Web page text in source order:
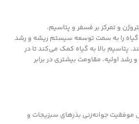
و تمرکز بر فسفر و پتاسیم،
را به سمت توسعه سیستم ریشه و رشد
پتاسیم بالا به گیاه کمک می‌کند تا در
اولیه، مقاومت بیشتری در برابر
موفقیت جوانه‌زنی بذرهای سبزیجات و